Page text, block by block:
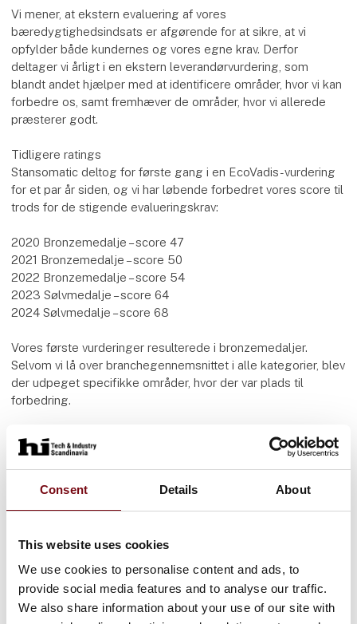
Consent Details About
This website uses cookies
We use cookies to personalise content and ads, to
provide social media features and to analyse our traffic.
We also share information about your use of our site with
Vi mener, at ekstern evaluering af vores
bæredygtighedsindsats er afgørende for at sikre, at vi
opfylder både kundernes og vores egne krav. Derfor
deltager vi årligt i en ekstern leverandørvurdering, som
blandt andet hjælper med at identificere områder, hvor vi kan
forbedre os, samt fremhæver de områder, hvor vi allerede
præsterer godt.
Tidligere ratings
Stansomatic deltog for første gang i en EcoVadis-vurdering
for et par år siden, og vi har løbende forbedret vores score til
trods for de stigende evalueringskrav:
2020 Bronzemedalje – score 47
2021 Bronzemedalje – score 50
2022 Bronzemedalje – score 54
2023 Sølvmedalje – score 64
2024 Sølvmedalje – score 68
Vores første vurderinger resulterede i bronzemedaljer.
Selvom vi lå over branchegennemsnittet i alle kategorier, blev
der udpeget specifikke områder, hvor der var plads til
forbedring.
Vi har taget anbefalingerne alvorligt og implementeret nye
politikker, mål og handlingsplaner.
Disse vurderinger bliver gennemgået årligt. Vi vil fortsætte
interessenter kan være sikre på at samarbejde med en
skabe forandring.
Samtidig har mange af vores kunder egne